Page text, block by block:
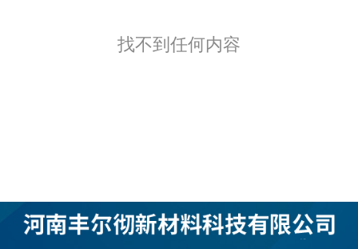
找不到任何内容